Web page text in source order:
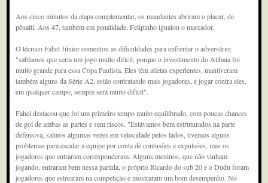
Aos cinco minutos da etapa complementar, os mandantes abriram o placar, de
pênalti. Aos 47, também em penalidade, Felipinho igualou o marcador.
O técnico Fahel Júnior comentou as dificuldades para enfrentar o adversário:
"sabíamos que seria um jogo muito difícil, porque o investimento do Atibaia foi
muito grande para essa Copa Paulista. Eles têm atletas experientes, mantiveram
também alguns da Série A2, estão contratando mais jogadores, e jogar contra eles,
em qualquer campo, sempre será muito difícil".
Fahel destacou que foi um primeiro tempo muito equilibrado, com poucas chances
de gol de ambas as partes e sem riscos. "Estávamos bem estruturados na parte
defensiva, saímos algumas vezes em velocidade pelos lados, tivemos alguns
problemas para escalar a equipe por conta de contusões e expulsões, mas os
jogadores que entraram corresponderam. Alguns meninos, que não vinham
jogando, entraram bem nessa partida, o próprio Ricardo do sub 20 e o Dudu foram
jogadores que estrearam na competição e mostraram um bom desempenho. No